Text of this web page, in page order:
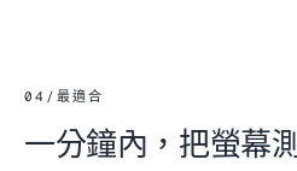
04 / 最適合
一分鐘內，把螢幕